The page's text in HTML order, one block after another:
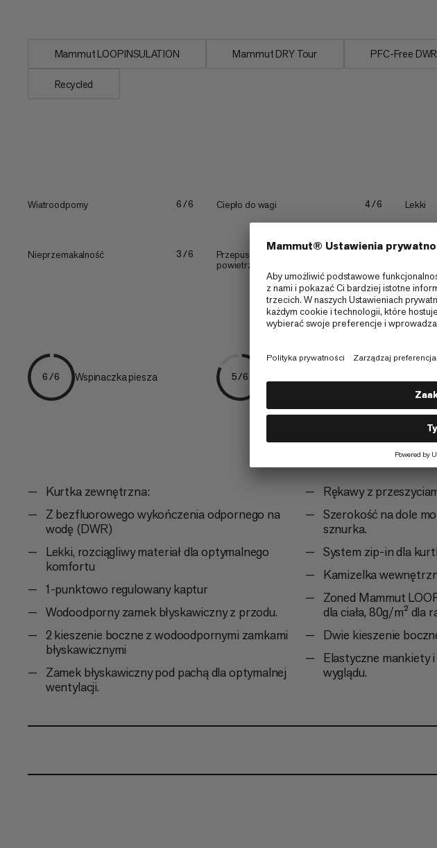
Mammut LOOPINSULATION Mammut DRY Tour PFC-Free DWR
Recycled
Wiatroodporny 6/6 Ciepło do wagi 4/6 Lekki
Nieprzemakalność 3/6
Przepuszczalność
powietrza
6/6 Wspinaczka piesza 5/6
Kurtka zewnętrzna:
Z bezfluorowego wykończenia odpornego na
wodę (DWR)
Lekki, rozciągliwy materiał dla optymalnego
komfortu
1-punktowo regulowany kaptur
Wodoodporny zamek błyskawiczny z przodu.
2 kieszenie boczne z wodoodpornymi zamkami
błyskawicznymi
Zamek błyskawiczny pod pachą dla optymalnej
wentylacji.
Rękawy z
Szerokość na dole
sznurka.
System zip-in dla
Kamizelka
Zoned Mammut
dla ciała, 80g/m² dla
Dwie kieszenie
Elastyczne mankiety
wyglądu.